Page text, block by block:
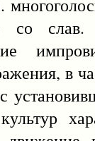
со
в